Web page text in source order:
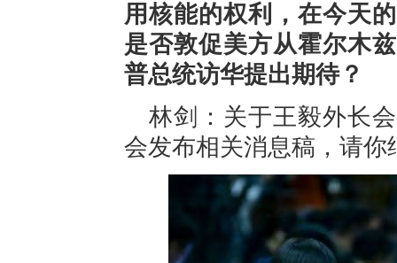
用核能的权利，在今天
是否敦促美方从霍尔木
普总统访华提出期待？
林剑：关于王毅外长
会发布相关消息稿，请你